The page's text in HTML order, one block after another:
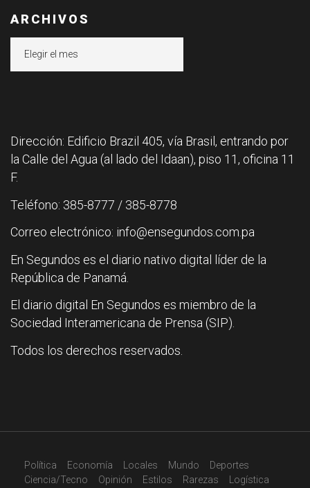
ARCHIVOS
Dirección: Edificio Brazil 405, vía Brasil, entrando por
la Calle del Agua (al lado del Idaan), piso 11, oficina 11
F.
Teléfono: 385-8777 / 385-8778
Correo electrónico: info@ensegundos.com.pa
En Segundos es el diario nativo digital líder de la
República de Panamá.
El diario digital En Segundos es miembro de la
Sociedad Interamericana de Prensa (SIP).
Todos los derechos reservados.
Política Economía Locales Mundo
Deportes
Ciencia/Tecno
Opinión Estilos Rarezas Logística